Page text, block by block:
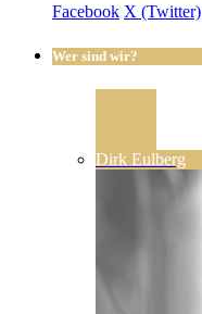
Facebook X (Twitter)
Wer sind wir?
Dirk Eulberg